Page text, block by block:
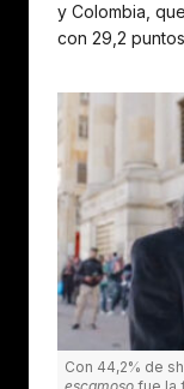
y Colombia,
con 29,2
Con 44,2% de